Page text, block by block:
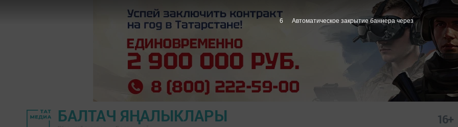
БАЛТАЧ ЯҢАЛЫКЛАРЫ 16+
5 Автоматическое закрытие баннера через